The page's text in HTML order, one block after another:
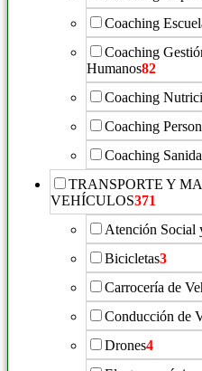
Coaching
Coaching
Humanos82
Coaching
Coaching
Coaching
TRANSPORTE Y
VEHÍCULOS371
Atención Social
Bicicletas3
Carrocería de
Conducción de
Drones4